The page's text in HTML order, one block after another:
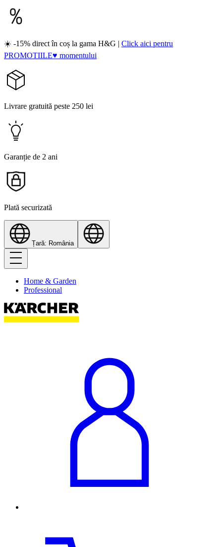
☀️ -15% direct în coș la gama H&G | Click aici pentru
PROMOTIILE♥ momentului
Livrare gratuită peste 250 lei
Garanție de 2 ani
Plată securizată
Țară: România
Home & Garden
Professional